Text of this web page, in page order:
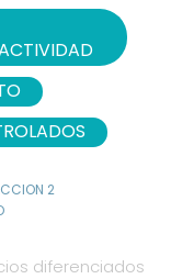
2
diferenciados